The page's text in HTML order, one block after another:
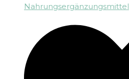
Nahrungsergänzungsmittel